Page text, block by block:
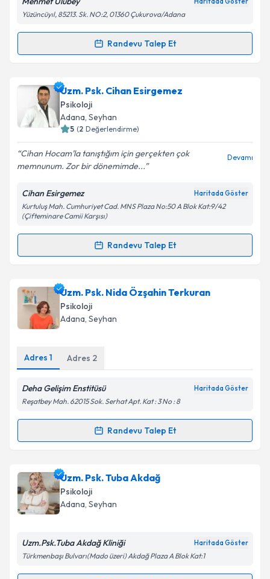
Kişisel verilerimin işlenmesine ilişkin
Metni'ni okudum ve kişisel verilerimin belirtilen
kapsamda işlenmesini kabul ediyorum.
Yüzüncüyıl, 85213. Sk. NO:2, 01360 Çukurova/Adana
Randevu Talep Et
Randevu Takvimi Talebi
Uzm. Psk. Mehmet Ulubeyiçin randevu takvimi
talebi oluşturun. Size bu uzmandan randevu almanız
için bir takvim hazırlandığında e-posta ile
bilgilendireceğiz.
E-posta Adresiniz
Kişisel verilerimin işlenmesine ilişkinAydınlatma
Metni'ni okudum ve kişisel verilerimin belirtilen
kapsamda işlenmesini kabul ediyorum.
Uzm. Psk. Cihan Esirgemez
Psikoloji
Adana, Seyhan
5 (2 Değerlendirme)
Cihan Hocam’la tanıştığım için gerçekten çok
memnunum. Zor bir dönemimde...
Devamı
Cihan Esirgemez Haritada Göster
Kurtuluş Mah. Cumhuriyet Cad. MNS Plaza No:50 A Blok Kat:9/42
(Çifteminare Camii Karşısı)
Randevu Talep Et
Randevu Takvimi Talebi
Uzm. Psk. Cihan Esirgemeziçin randevu takvimi
talebi oluşturun. Size bu uzmandan randevu almanız
için bir takvim hazırlandığında e-posta ile
bilgilendireceğiz.
Metni'ni okudum ve kişisel verilerimin belirtilen
kapsamda işlenmesini kabul ediyorum.
Takvim Talebini Gönder
Uzm. Psk. Nida Özşahin Terkuran
Psikoloji
Adana, Seyhan
Adres 1 Adres 2
Deha Gelişim Enstitüsü Haritada Göster
Reşatbey Mah. 62015 Sok. Serhat Apt. Kat : 3 No : 8
Randevu Talep Et
Randevu Takvimi Talebi
Uzm. Psk. Nida Özşahin Terkuran
takvimi talebi oluşturun. Size bu uzmandan randevu
almanız için bir takvim hazırlandığında e-posta ile
bilgilendireceğiz.
Uzm. Psk. Tuba Akdağ
Psikoloji
Adana, Seyhan
Uzm.Psk.Tuba Akdağ Kliniği Haritada Göster
Türkmenbaşı Bulvarı(Mado üzeri) Akdağ Plaza A Blok Kat:1